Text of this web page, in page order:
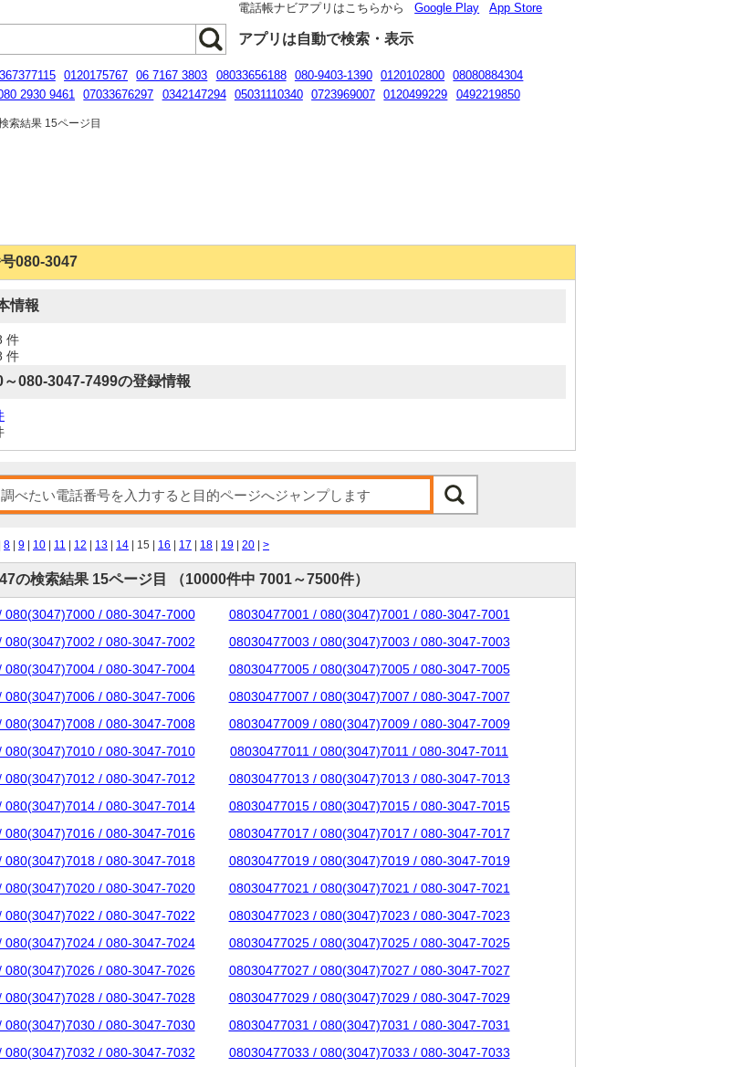
電話帳ナビアプリはこちらから Google Play App Store
アプリは自動で検索・表示
0120175767 06 7167 3803 08033656188 080-9403-1390 0120102800
08080884304
2930 9461 07033676297 0342147294 05031110340 0723969007 0120499229
0492219850
索結果 15ページ目
080-3047
情報
件
件
080-3047-7499の登録情報
8 9 10 11 12 13 14 | 15 | 16 17 18 19 20 >
の検索結果 15ページ目 （10000件中 7001～7500件）
080(3047)7000 / 080-3047-7000
08030477001 / 080(3047)7001 / 080-3047-7001
080(3047)7002 / 080-3047-7002
08030477003 / 080(3047)7003 / 080-3047-7003
080(3047)7004 / 080-3047-7004
08030477005 / 080(3047)7005 / 080-3047-7005
080(3047)7006 / 080-3047-7006
08030477007 / 080(3047)7007 / 080-3047-7007
080(3047)7008 / 080-3047-7008
08030477009 / 080(3047)7009 / 080-3047-7009
080(3047)7010 / 080-3047-7010
08030477011 / 080(3047)7011 / 080-3047-7011
080(3047)7012 / 080-3047-7012
08030477013 / 080(3047)7013 / 080-3047-7013
080(3047)7014 / 080-3047-7014
08030477015 / 080(3047)7015 / 080-3047-7015
080(3047)7016 / 080-3047-7016
08030477017 / 080(3047)7017 / 080-3047-7017
080(3047)7018 / 080-3047-7018
08030477019 / 080(3047)7019 / 080-3047-7019
080(3047)7020 / 080-3047-7020
08030477021 / 080(3047)7021 / 080-3047-7021
080(3047)7022 / 080-3047-7022
08030477023 / 080(3047)7023 / 080-3047-7023
080(3047)7024 / 080-3047-7024
08030477025 / 080(3047)7025 / 080-3047-7025
080(3047)7026 / 080-3047-7026
08030477027 / 080(3047)7027 / 080-3047-7027
080(3047)7028 / 080-3047-7028
08030477029 / 080(3047)7029 / 080-3047-7029
080(3047)7030 / 080-3047-7030
08030477031 / 080(3047)7031 / 080-3047-7031
080(3047)7032 / 080-3047-7032
08030477033 / 080(3047)7033 / 080-3047-7033